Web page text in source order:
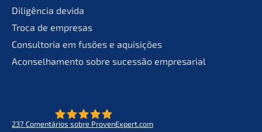
Diligên­cia devida
Troca de empresas
Consult­oria em fusões e aquisições
Aconsel­ha­men­to sobre suces­são empresarial
237 Comen­tá­ri­os sobre ProvenExpert.com